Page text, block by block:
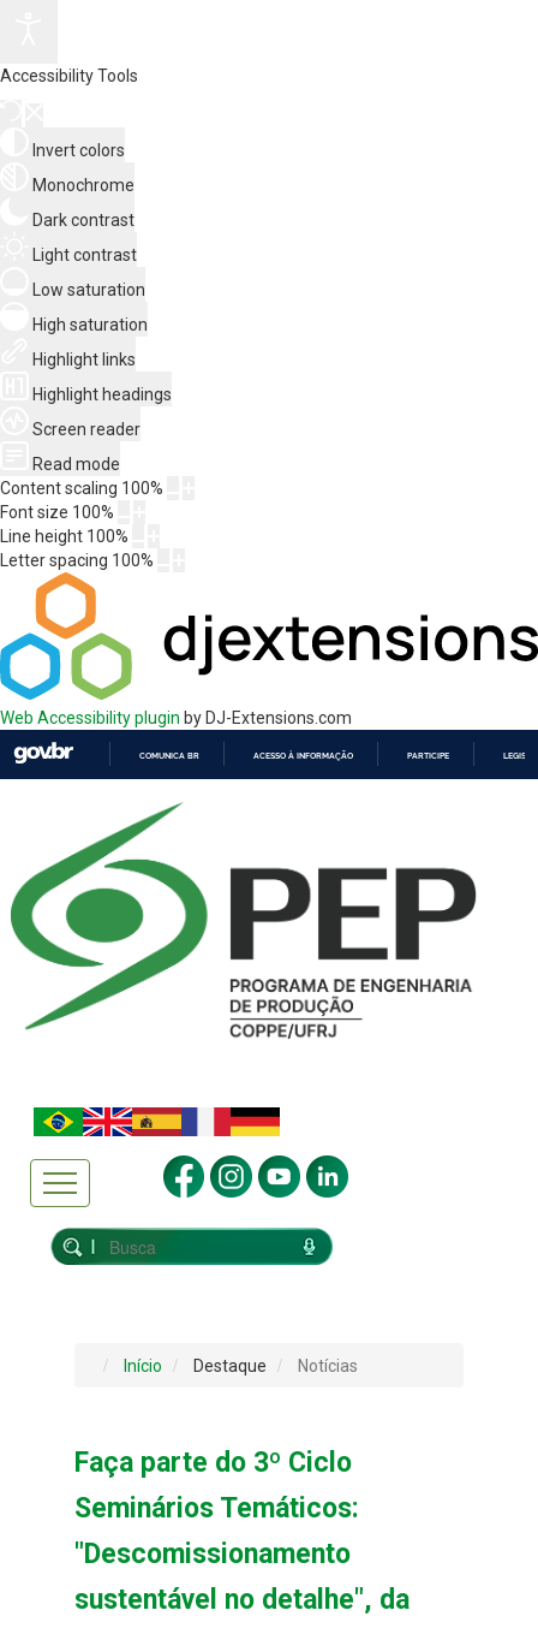
Accessibility Tools
Invert colors
Monochrome
Dark contrast
Light contrast
Low saturation
High saturation
Highlight links
Highlight headings
Screen reader
Read mode
Content scaling 100%
Font size 100%
Line height 100%
Letter spacing 100%
Web Accessibility plugin by DJ-Extensions.com
COMUNICA BR ACESSO À INFORMAÇÃO PARTICIPE
Início Destaque Notícias
Faça parte do 3º Ciclo
Seminários Temáticos:
"Descomissionamento
sustentável no detalhe", da